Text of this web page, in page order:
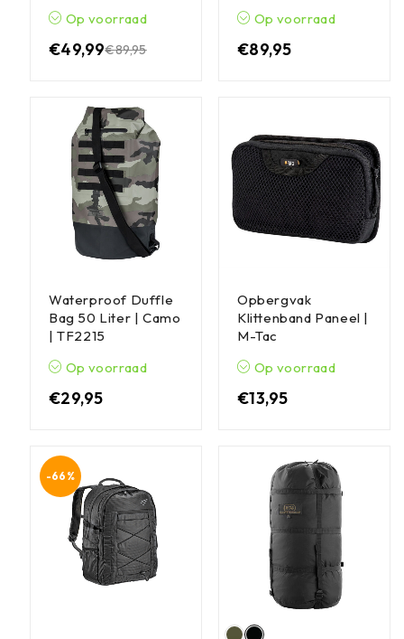
Op voorraad
€89,95
€49,99
Op voorraad
€89,95
Waterproof Duffle
Bag 50 Liter | Camo
| TF2215
Op voorraad
€29,95
Opbergvak
Klittenband Paneel |
M-Tac
Op voorraad
€13,95
-66%